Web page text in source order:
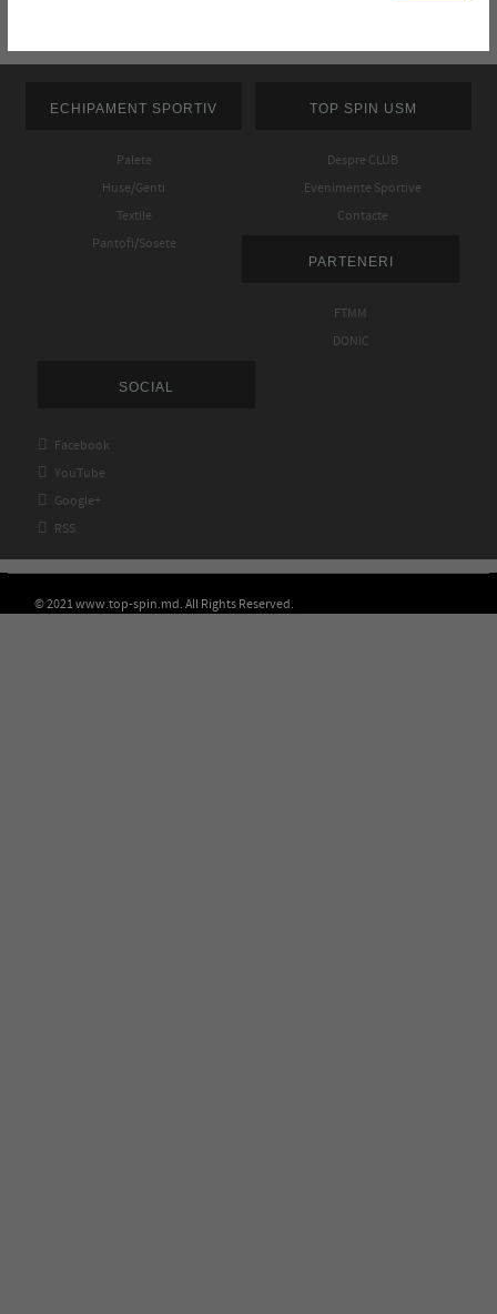
ECHIPAMENT SPORTIV
Palete
Huse/Genti
Textile
Pantofi/Sosete
TOP SPIN USM
Despre CLUB
Evenimente Sportive
Contacte
PARTENERI
FTMM
DONIC
SOCIAL
 Facebook
 YouTube
 Google+
 RSS
© 2021 www.top-spin.md. All Rights Reserved.